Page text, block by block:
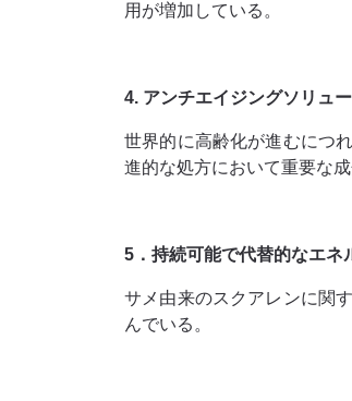
用が増加している。
4. アンチエイジングソリュ
世界的に高齢化が進むにつ
進的な処方において重要な成
5．持続可能で代替的なエネ
サメ由来のスクアレンに関
んでいる。